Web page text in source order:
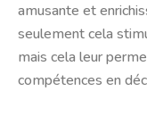
amusante et
seulement cela
mais cela leur
compétences en